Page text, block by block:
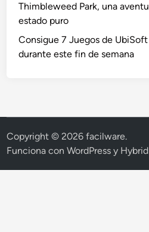
Thimbleweed Park, una
estado puro
Consigue 7 Juegos de
durante este fin de semana
Copyright © 2026facilware.
Funciona conWordPress y